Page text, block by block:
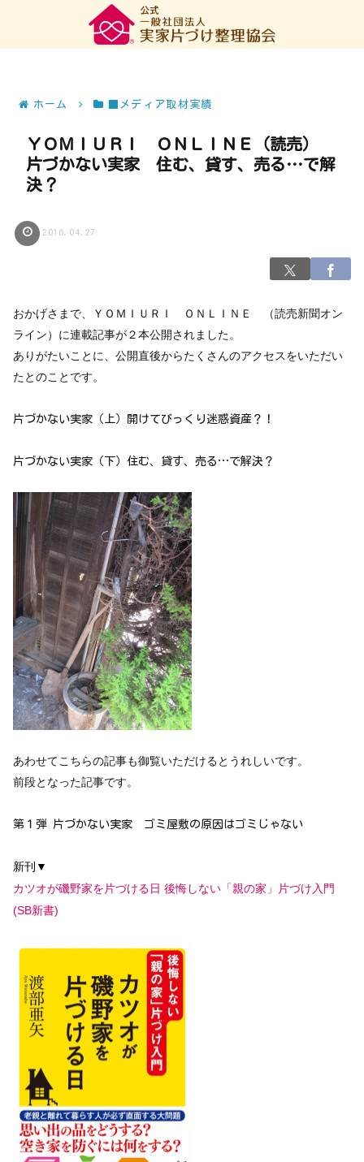
ホーム ■メディア取材実績
ＹＯＭＩＵＲＩ ＯＮＬＩＮＥ（読売）
片づかない実家 住む、貸す、売る…で解
決？
2016.04.27
おかげさまで、ＹＯＭＩＵＲＩ ＯＮＬＩＮＥ （読売新聞オン
ライン）に連載記事が２本公開されました。
ありがたいことに、公開直後からたくさんのアクセスをいただい
たとのことです。
片づかない実家（上）開けてびっくり迷惑資産？！
片づかない実家（下）住む、貸す、売る…で解決？
あわせてこちらの記事も御覧いただけるとうれしいです。
前段となった記事です。
第１弾 片づかない実家 ゴミ屋敷の原因はゴミじゃない
新刊▼
カツオが磯野家を片づける日 後悔しない「親の家」片づけ入門
(SB新書)